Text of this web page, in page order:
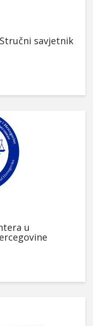
savjetnik
u